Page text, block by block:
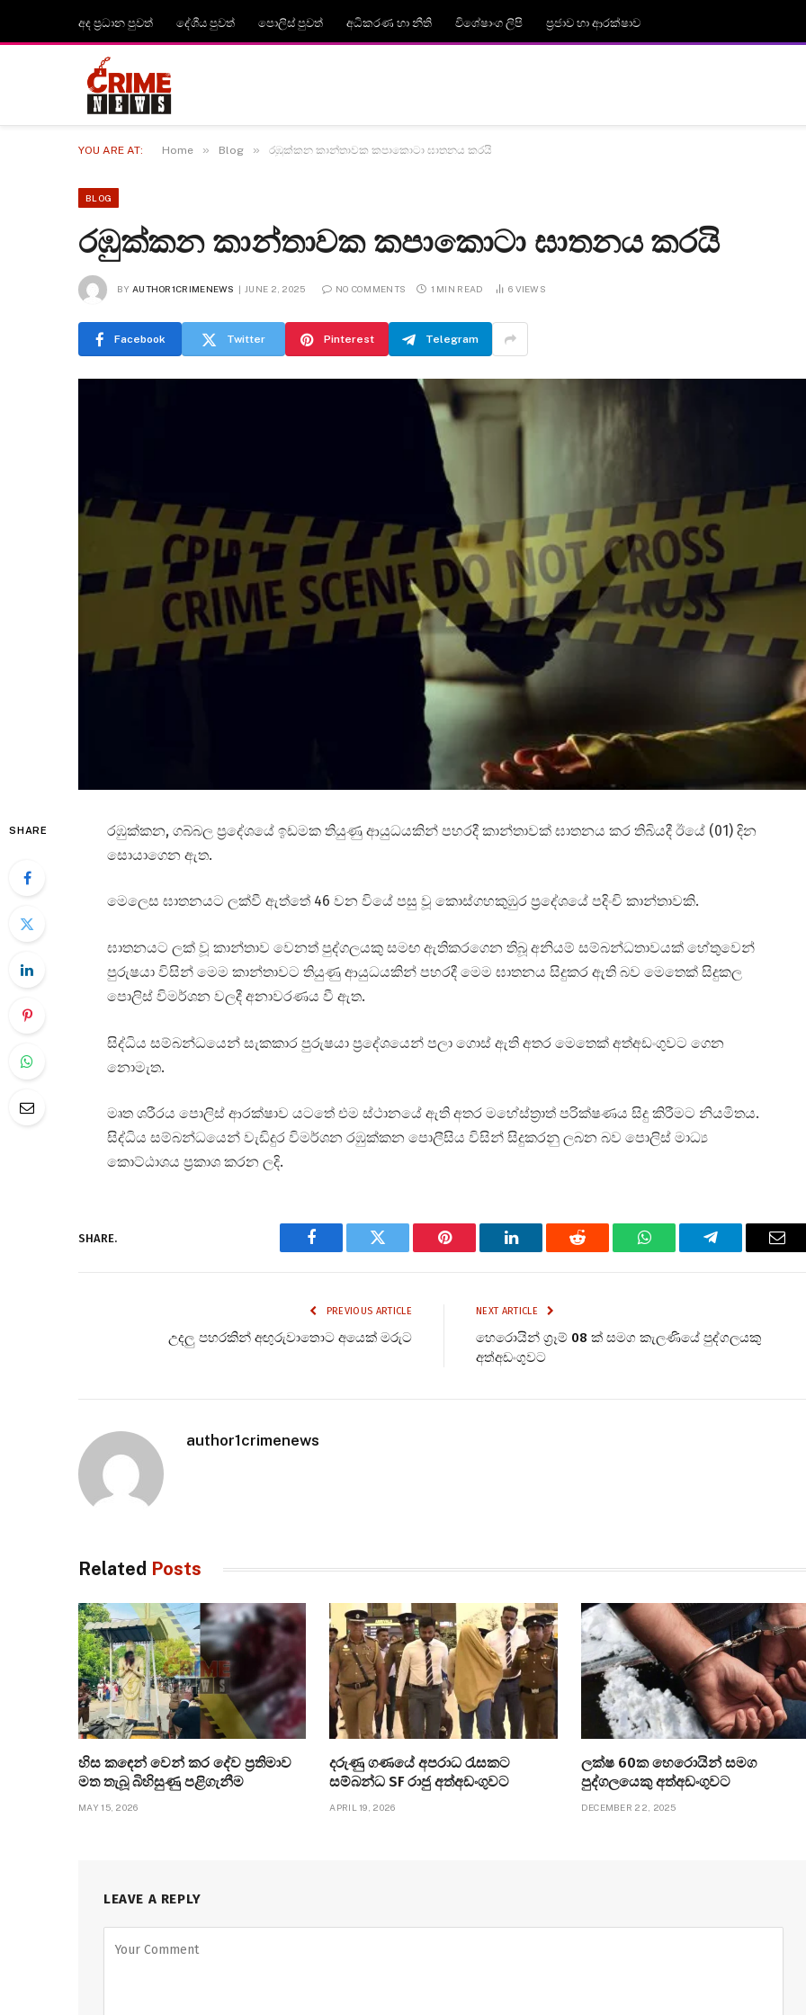
අද ප්‍රධාන පුවත් දේශීය පුවත් පොලිස් පුවත් අධිකරණ හා නීති විශේෂාංග ලිපි ප්‍රජාව හා ආරක්ෂාව
YOU ARE AT: Home » Blog » රඹුක්කන කාන්තාවක කපාකොටා ඝාතනය කරයි
BLOG
රඹුක්කන කාන්තාවක කපාකොටා ඝාතනය කරයි
BY AUTHOR1CRIMENEWS JUNE 2, 2025 NO COMMENTS 1 MIN READ 6 VIEWS
Facebook Twitter Pinterest Telegram
SHARE
රඹුක්කන, ගබ්බල ප්‍රදේශයේ ඉඩමක තියුණු ආයුධයකින් පහරදී කාන්තාවක් ඝාතනය කර තිබියදී ඊයේ (01) දින
සොයාගෙන ඇත.
මෙලෙස ඝාතනයට ලක්වී ඇත්තේ 46 වන වියේ පසු වූ කොස්ගහකුඹුර ප්‍රදේශයේ පදිංචි කාන්තාවකි.
ඝාතනයට ලක් වූ කාන්තාව වෙනත් පුද්ගලයකු සමඟ ඇතිකරගෙන තිබූ අනියම් සම්බන්ධතාවයක් හේතුවෙන්
පුරුෂයා විසින් මෙම කාන්තාවට තියුණු ආයුධයකින් පහරදී මෙම ඝාතනය සිදුකර ඇති බව මෙතෙක් සිදුකල
පොලිස් විමර්ශන වලදී අනාවරණය වී ඇත.
සිද්ධිය සම්බන්ධයෙන් සැකකාර පුරුෂයා ප්‍රදේශයෙන් පලා ගොස් ඇති අතර මෙතෙක් අත්අඩංගුවට ගෙන
නොමැත.
මෘත ශරීරය පොලිස් ආරක්ෂාව යටතේ එම ස්ථානයේ ඇති අතර මහේස්ත්‍රාත් පරික්ෂණය සිදු කිරීමට නියමිතය.
සිද්ධිය සම්බන්ධයෙන් වැඩිදුර විමර්ශන රඹුක්කන පොලීසිය විසින් සිදුකරනු ලබන බව පොලිස් මාධ්‍ය
කොට්ඨාශය ප්‍රකාශ කරන ලදි.
SHARE.
Facebook Twitter Pinterest LinkedIn Reddit WhatsAppTelegram
PREVIOUS ARTICLE
උදලු පහරකින් අඟුරුවාතොට අයෙක් මරුට
NEXT ARTICLE
හෙරොයින් ග්‍රෑම් 08 ක් සමග කැලණියේ පුද්ගලයකු
අත්අඩංගුවට
author1crimenews
Related Posts
හිස කඳෙන් වෙන් කර දේව ප්‍රතිමාව
මත තැබූ බිහිසුණු පළිගැනීම
MAY 15, 2026
දරුණු ගණයේ අපරාධ රැසකට
සම්බන්ධ SF රාජු අත්අඩංගුවට
APRIL 19, 2026
ලක්ෂ 60ක හෙරොයින් සමග
පුද්ගලයෙකු අත්අඩංගුවට
DECEMBER 22, 2025
LEAVE A REPLY